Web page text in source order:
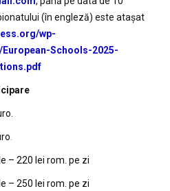
(în engleză) este atașat
wp-
Schools-2025-
.
– 220 lei rom. pe zi
– 250 lei rom. pe zi